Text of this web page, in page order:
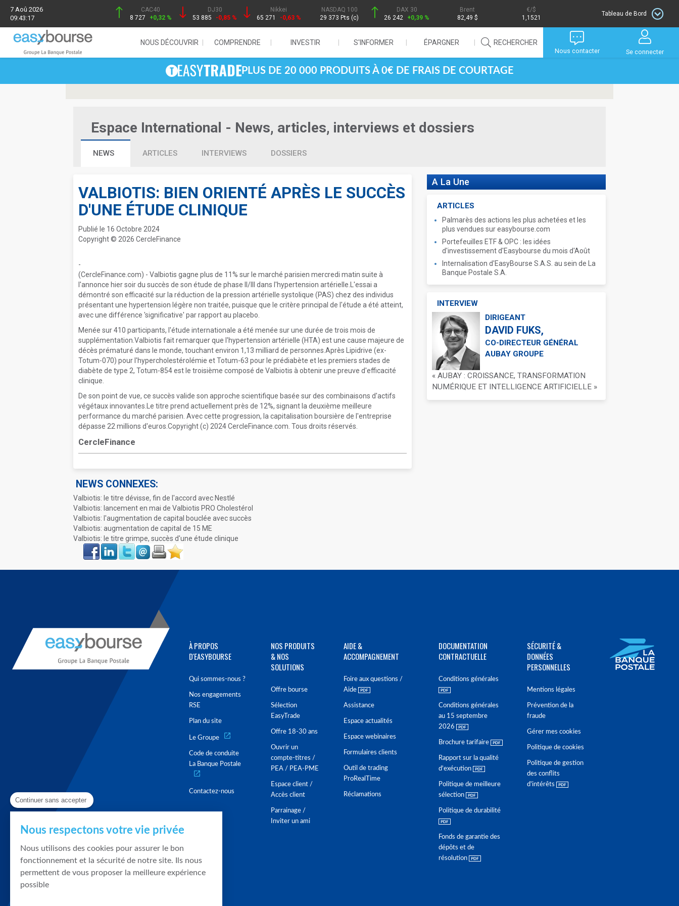
7 Aoû 2026
09:43:17
CAC40
8 727
+0,32 %
DJ30
53 885
-0,85 %
Nikkei
65 271
-0,63 %
NASDAQ 100
29 373 Pts (c)
DAX 30
26 242
+0,39 %
Brent
82,49 $
/$
1,1521
Tableau de Bord
NOUS DÉCOUVRIR COMPRENDRE INVESTIR S'INFORMER ÉPARGNER RECHERCHER
Nous contacter Se connecter
PLUS DE 20 000 PRODUITS À 0€ DE FRAIS DE COURTAGE
Espace International - News, articles, interviews et dossiers
NEWS ARTICLES INTERVIEWS DOSSIERS
VALBIOTIS: BIEN ORIENTÉ APRÈS LE SUCCÈS
D'UNE ÉTUDE CLINIQUE
Publié le 16 Octobre 2024
Copyright © 2026 CercleFinance
-
(CercleFinance.com) - Valbiotis gagne plus de 11% sur le marché parisien mercredi matin suite à
l'annonce hier soir du succès de son étude de phase II/III dans l'hypertension artérielle.L'essai a
démontré son efficacité sur la réduction de la pression artérielle systolique (PAS) chez des individus
présentant une hypertension légère non traitée, puisque que le critère principal de l'étude a été atteint,
avec une différence 'significative' par rapport au placebo.
Menée sur 410 participants, l'étude internationale a été menée sur une durée de trois mois de
supplémentation.Valbiotis fait remarquer que l'hypertension artérielle (HTA) est une cause majeure de
décès prématuré dans le monde, touchant environ 1,13 milliard de personnes.Après Lipidrive (ex-
Totum-070) pour l'hypercholestérolémie et Totum-63 pour le prédiabète et les premiers stades de
diabète de type 2, Totum-854 est le troisième composé de Valbiotis à obtenir une preuve d'efficacité
clinique.
De son point de vue, ce succès valide son approche scientifique basée sur des combinaisons d'actifs
végétaux innovantes.Le titre prend actuellement près de 12%, signant la deuxième meilleure
performance du marché parisien. Avec cette progression, la capitalisation boursière de l'entreprise
dépasse 22 millions d'euros.Copyright (c) 2024 CercleFinance.com. Tous droits réservés.
CercleFinance
NEWS CONNEXES:
Valbiotis: le titre dévisse, fin de l'accord avec Nestlé
Valbiotis: lancement en mai de Valbiotis PRO Cholestérol
Valbiotis: l'augmentation de capital bouclée avec succès
Valbiotis: augmentation de capital de 15 ME
Valbiotis: le titre grimpe, succès d'une étude clinique
Face
book
LinkIn Twitter Envoyer ImprimerFavoris
A La Une
ARTICLES
Palmarès des actions les plus achetées et les
plus vendues sur easybourse.com
Portefeuilles ETF & OPC : les idées
d'investissement d'Easybourse du mois d'Août
Internalisation d'EasyBourse S.A.S. au sein de La
Banque Postale S.A.
INTERVIEW
DIRIGEANT
DAVID FUKS,
CO-DIRECTEUR GÉNÉRAL
AUBAY GROUPE
« AUBAY : CROISSANCE, TRANSFORMATION
NUMÉRIQUE ET INTELLIGENCE ARTIFICIELLE »
À PROPOS
D'EASYBOURSE
Qui sommes-nous ?
Nos engagements
RSE
Plan du site
Le Groupe
Code de conduite
La Banque Postale
Contactez-nous
NOS PRODUITS
& NOS
SOLUTIONS
Offre bourse
Sélection
EasyTrade
Offre 18-30 ans
Ouvrir un
compte-titres /
PEA / PEA-PME
Espace client /
Accès client
Parrainage /
Inviter un ami
AIDE &
ACCOMPAGNEMENT
Foire aux questions /
Aide
Assistance
Espace actualités
Espace webinaires
Formulaires clients
Outil de trading
ProRealTime
Réclamations
DOCUMENTATION
CONTRACTUELLE
Conditions générales
Conditions générales
au 15 septembre
2026
Brochure tarifaire
Rapport sur la qualité
d'exécution
Politique de meilleure
sélection
Politique de durabilité
Fonds de garantie des
dépôts et de
résolution
SÉCURITÉ &
DONNÉES
PERSONNELLES
Mentions légales
Prévention de la
fraude
Gérer mes cookies
Politique de cookies
Politique de gestion
des conflits
d'intérêts
Continuer sans accepter
Nous respectons votre vie privée
Nous utilisons des cookies pour assurer le bon
fonctionnement et la sécurité de notre site. Ils nous
permettent de vous proposer la meilleure expérience
possible